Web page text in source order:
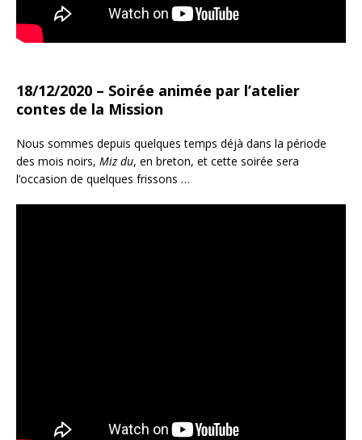
18/12/2020 – Soirée animée par l’atelier
contes de la Mission
Nous sommes depuis quelques temps déjà dans la période
des mois noirs, Miz du, en breton, et cette soirée sera
l’occasion de quelques frissons …